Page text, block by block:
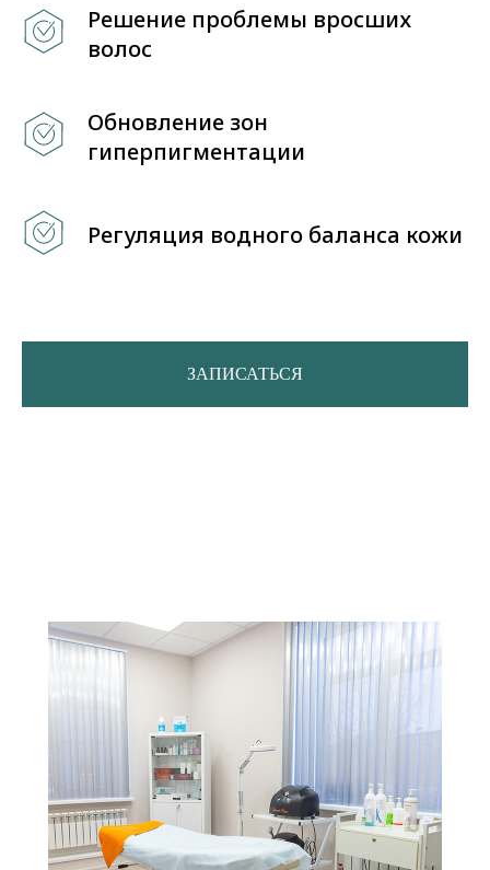
Решение проблемы вросших
волос
Обновление зон
гиперпигментации
Регуляция водного баланса кожи
ЗАПИСАТЬСЯ